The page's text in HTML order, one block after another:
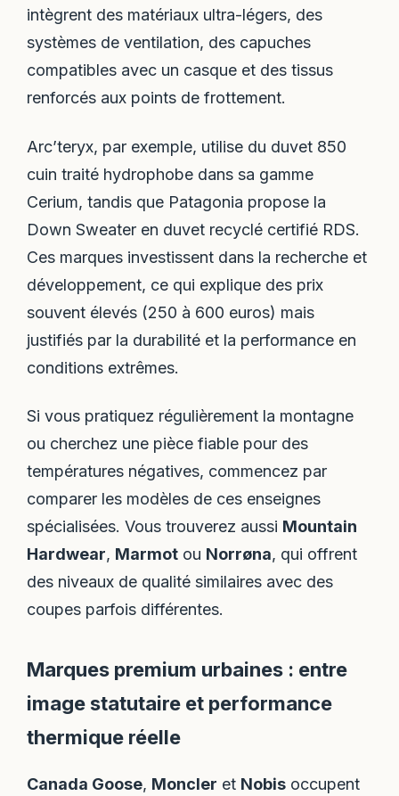
intègrent des matériaux ultra-légers, des
systèmes de ventilation, des capuches
compatibles avec un casque et des tissus
renforcés aux points de frottement.
Arc’teryx, par exemple, utilise du duvet 850
cuin traité hydrophobe dans sa gamme
Cerium, tandis que Patagonia propose la
Down Sweater en duvet recyclé certifié RDS.
Ces marques investissent dans la recherche et
développement, ce qui explique des prix
souvent élevés (250 à 600 euros) mais
justifiés par la durabilité et la performance en
conditions extrêmes.
Si vous pratiquez régulièrement la montagne
ou cherchez une pièce fiable pour des
températures négatives, commencez par
comparer les modèles de ces enseignes
spécialisées. Vous trouverez aussi Mountain
Hardwear, Marmot ou Norrøna, qui offrent
des niveaux de qualité similaires avec des
coupes parfois différentes.
Marques premium urbaines : entre
image statutaire et performance
thermique réelle
Canada Goose, Moncler et Nobis occupent